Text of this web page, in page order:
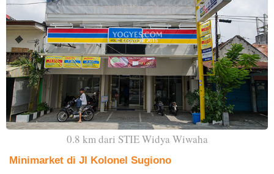
0.8 km dari STIE Widya Wiwaha
Minimarket di Jl Kolonel Sugiono